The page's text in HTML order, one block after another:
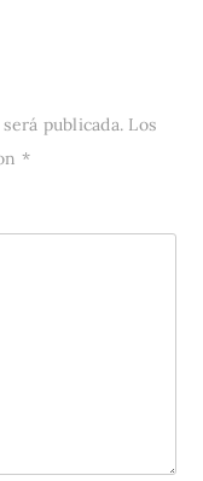
publicada. Los
*